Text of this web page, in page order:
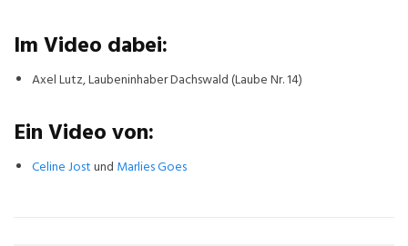
Im Video dabei:
Axel Lutz, Laubeninhaber Dachswald (Laube Nr. 14)
Ein Video von:
Celine Jostund Marlies Goes